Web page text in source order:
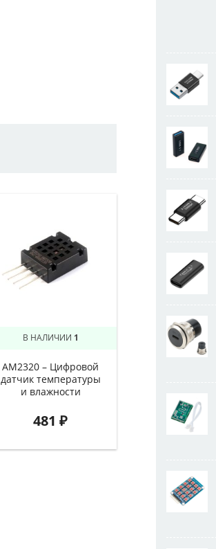
В НАЛИЧИИ 1
AM2320 – Цифровой
датчик температуры
и влажности
481 ₽